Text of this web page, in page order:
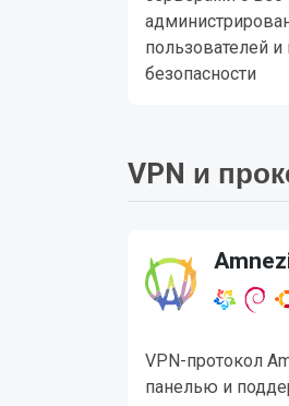
пользователей и
безопасности
VPN и
VPN-протокол
панелью и